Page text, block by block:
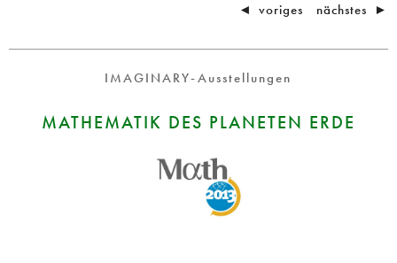
◄ voriges nächstes ►
IMAGINARY-Ausstellungen
MATHEMATIK DES PLANETEN ERDE